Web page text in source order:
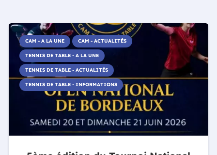
CAM - A LA UNE CAM - ACTUALITÉS
TENNIS DE TABLE - A LA UNE
TENNIS DE TABLE - ACTUALITÉS
TENNIS DE TABLE - INFORMATIONS